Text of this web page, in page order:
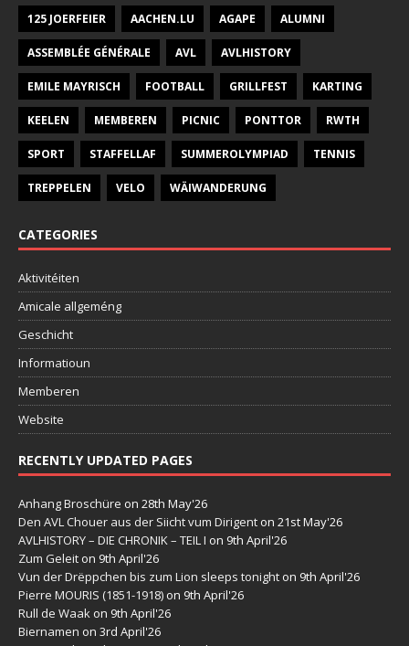
125 JOERFEIER AACHEN.LU AGAPE ALUMNI
ASSEMBLÉE GÉNÉRALE AVL AVLHISTORY
EMILE MAYRISCH FOOTBALL GRILLFEST KARTING
KEELEN MEMBEREN PICNIC PONTTOR RWTH
SPORT STAFFELLAF SUMMEROLYMPIAD TENNIS
TREPPELEN VELO WÄIWANDERUNG
CATEGORIES
Aktivitéiten
Amicale allgeméng
Geschicht
Informatioun
Memberen
Website
RECENTLY UPDATED PAGES
Anhang Broschüre on 28th May'26
Den AVL Chouer aus der Siicht vum Dirigent on 21st May'26
AVLHISTORY – DIE CHRONIK – TEIL I on 9th April'26
Zum Geleit on 9th April'26
Vun der Drëppchen bis zum Lion sleeps tonight on 9th April'26
Pierre MOURIS (1851-1918) on 9th April'26
Rull de Waak on 9th April'26
Biernamen on 3rd April'26